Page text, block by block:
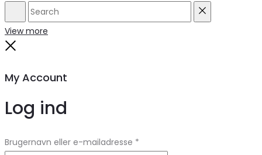
Search
View more
My Account
Log ind
Brugernavn eller e-mailadresse *